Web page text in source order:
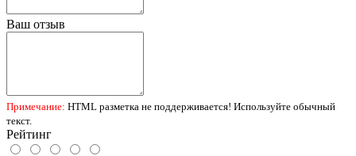
Ваш отзыв
Примечание: HTML разметка не поддерживается! Используйте обычный
текст.
Рейтинг